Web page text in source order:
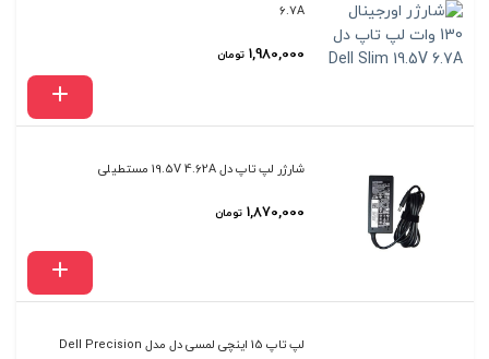
6.7A
1,980,000 تومان
شارژر لپ تاپ دل 19.5V 4.62A مستطیلی
1,870,000 تومان
لپ تاپ 15 اینچی لمسی دل مدل Dell Precision